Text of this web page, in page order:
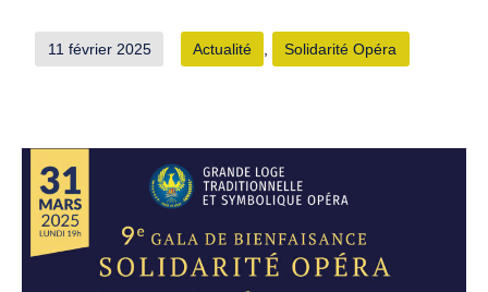
Publié
11 février 2025
Catégorisé
comme
Actualité Solidarité Opéra